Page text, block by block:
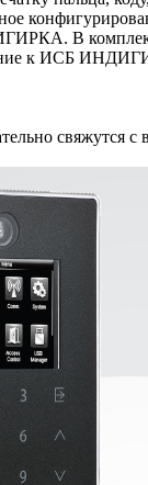
В
к ИСБ
свяжутся с